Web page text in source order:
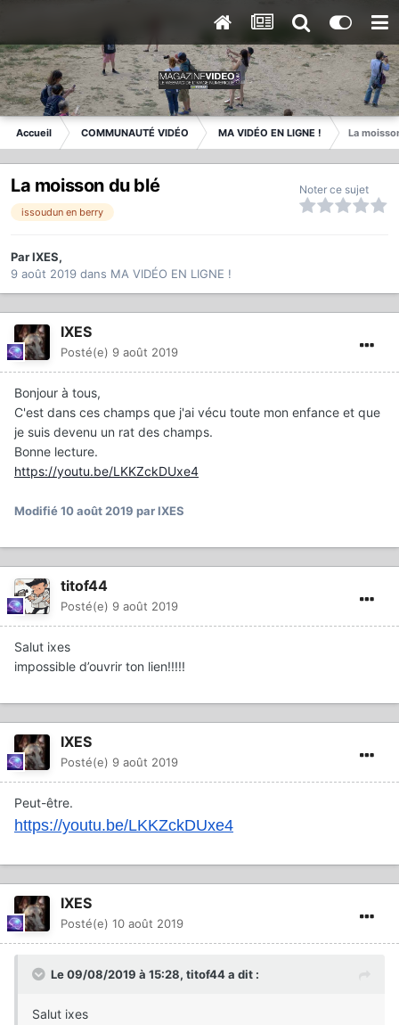
Accueil COMMUNAUTÉ VIDÉO MA VIDÉO EN LIGNE ! La
La moisson du blé
issoudun en berry
Noter ce sujet
ParIXES,
9 août 2019 dans MA VIDÉO EN LIGNE !
IXES
Posté(e) 9 août 2019
Bonjour à tous,
C'est dans ces champs que j'ai vécu toute mon enfance et que
je suis devenu un rat des champs.
Bonne lecture.
https://youtu.be/LKKZckDUxe4
Modifié10 août 2019 par IXES
titof44
Posté(e) 9 août 2019
Salut ixes
impossible d’ouvrir ton lien!!!!!
IXES
Posté(e) 9 août 2019
Peut-être.
https://youtu.be/LKKZckDUxe4
IXES
Posté(e) 10 août 2019
Le 09/08/2019 à 15:28, titof44a dit :
Salut ixes